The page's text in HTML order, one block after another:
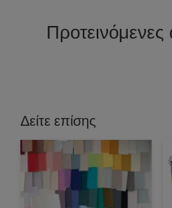
Δείτε επίσης